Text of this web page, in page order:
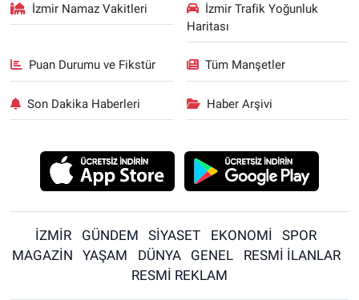
İzmir Namaz Vakitleri
İzmir Trafik Yoğunluk
Haritası
Puan Durumu ve Fikstür Tüm Manşetler
Son Dakika Haberleri Haber Arşivi
İZMİR GÜNDEM SİYASET EKONOMİ
SPOR
MAGAZİN
YAŞAM DÜNYA GENEL
RESMİ İLANLAR
RESMİ REKLAM